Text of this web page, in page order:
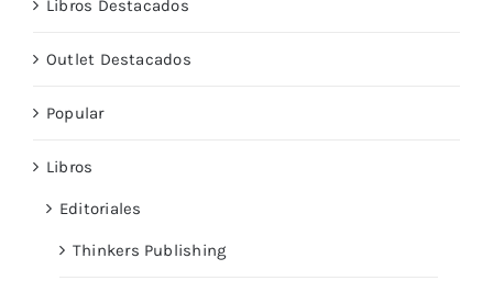
Libros Destacados
Outlet Destacados
Popular
Libros
Editoriales
Thinkers Publishing